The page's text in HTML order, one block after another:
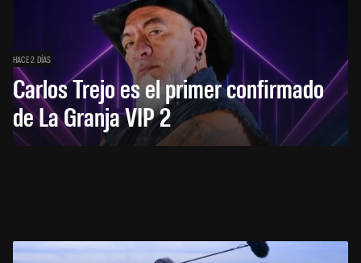
HACE 2 DÍAS
Carlos Trejo es el primer confirmado
de La Granja VIP 2